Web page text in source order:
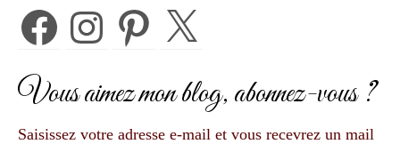
FacebookInstagramPinterest X
Vous aimez mon blog, abonnez-vous ?
Saisissez votre adresse e-mail et vous recevrez un mail